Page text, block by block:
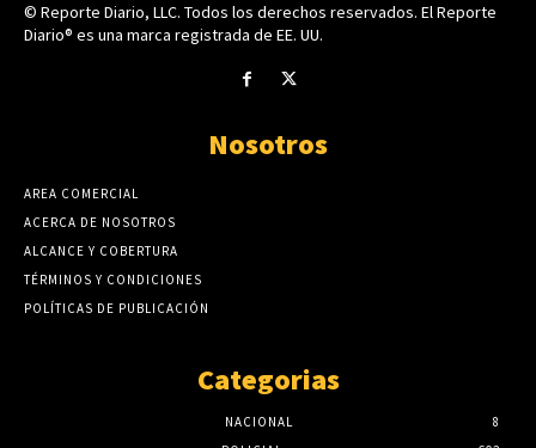
© Reporte Diario, LLC. Todos los derechos reservados. El Reporte
Diario® es una marca registrada de EE. UU.
Nosotros
AREA COMERCIAL
ACERCA DE NOSOTROS
ALCANCE Y COBERTURA
TÉRMINOS Y CONDICIONES
POLÍTICAS DE PUBLICACIÓN
Categorias
NACIONAL
8